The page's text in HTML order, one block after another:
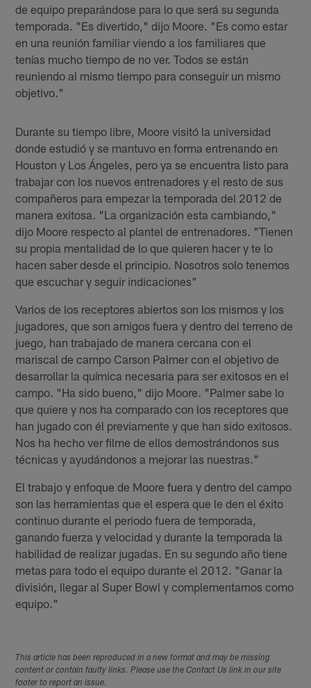
de equipo preparándose para lo que será su segunda
temporada. "Es divertido," dijo Moore. "Es como estar
en una reunión familiar viendo a los familiares que
tenías mucho tiempo de no ver. Todos se están
reuniendo al mismo tiempo para conseguir un mismo
objetivo."
Durante su tiempo libre, Moore visitó la universidad
donde estudió y se mantuvo en forma entrenando en
Houston y Los Ángeles, pero ya se encuentra listo para
trabajar con los nuevos entrenadores y el resto de sus
compañeros para empezar la temporada del 2012 de
manera exitosa. "La organización esta cambiando,"
dijo Moore respecto al plantel de entrenadores. "Tienen
su propia mentalidad de lo que quieren hacer y te lo
hacen saber desde el principio. Nosotros solo tenemos
que escuchar y seguir indicaciones"
Varios de los receptores abiertos son los mismos y los
jugadores, que son amigos fuera y dentro del terreno de
juego, han trabajado de manera cercana con el
mariscal de campo Carson Palmer con el objetivo de
desarrollar la química necesaria para ser exitosos en el
campo. "Ha sido bueno," dijo Moore. "Palmer sabe lo
que quiere y nos ha comparado con los receptores que
han jugado con él previamente y que han sido exitosos.
Nos ha hecho ver filme de ellos demostrándonos sus
técnicas y ayudándonos a mejorar las nuestras."
El trabajo y enfoque de Moore fuera y dentro del campo
son las herramientas que el espera que le den el éxito
continuo durante el periodo fuera de temporada,
ganando fuerza y velocidad y durante la temporada la
habilidad de realizar jugadas. En su segundo año tiene
metas para todo el equipo durante el 2012. "Ganar la
división, llegar al Super Bowl y complementarnos como
equipo."
This article has been reproduced in a new format and may be missing
content or contain faulty links. Please use the Contact Us link in our site
footer to report an issue.